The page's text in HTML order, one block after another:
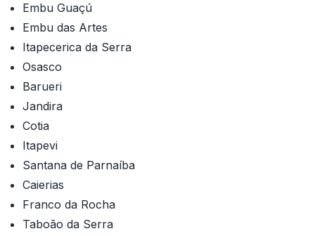
Embu Guaçú
Embu das Artes
Itapecerica da Serra
Osasco
Barueri
Jandira
Cotia
Itapevi
Santana de Parnaíba
Caierias
Franco da Rocha
Taboão da Serra